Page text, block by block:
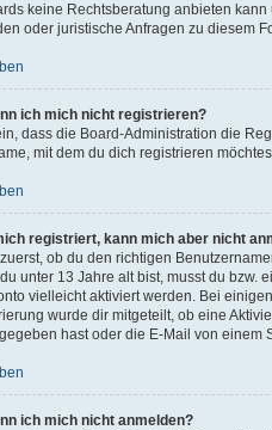
keine Rechtsberatung anbieten
oder juristische Anfragen zu diesem
ich mich nicht registrieren?
dass die Board-Administration die
mit dem du dich registrieren
registriert, kann mich aber nicht
ob du den richtigen
unter 13 Jahre alt bist, musst du
vielleicht aktiviert werden. Bei
wurde dir mitgeteilt, ob eine
hast oder die E-Mail von
ich mich nicht anmelden?